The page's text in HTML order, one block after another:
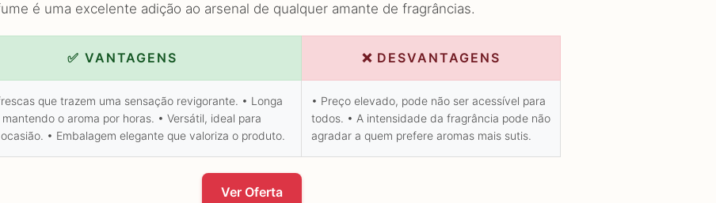
é uma excelente adição ao arsenal de qualquer amante de fragrâncias.
✅ VANTAGENS ❌ DESVANTAGENS
que trazem uma sensação revigorante. • Longa
o aroma por horas. • Versátil, ideal para
• Embalagem elegante que valoriza o produto.
• Preço elevado, pode não ser acessível para
todos. • A intensidade da fragrância pode não
agradar a quem prefere aromas mais sutis.
Ver Oferta